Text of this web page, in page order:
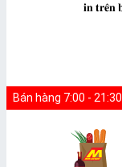
𝐢𝐧 𝐭𝐫𝐞̂𝐧
Bán hàng 7:00 - 21:30